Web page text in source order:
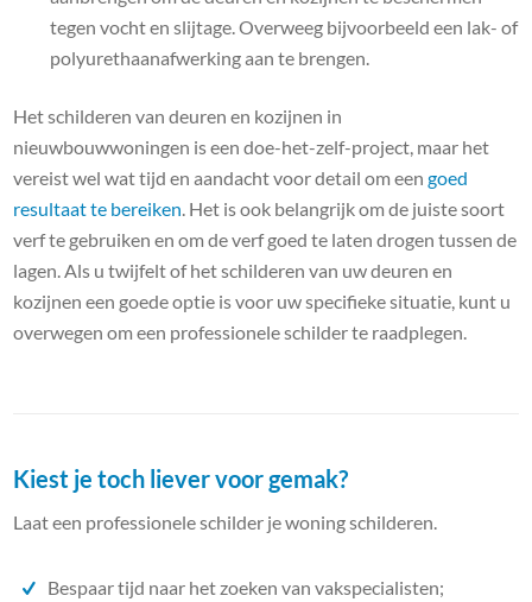
tegen vocht en slijtage. Overweeg bijvoorbeeld een lak- of
polyurethaanafwerking aan te brengen.
Het schilderen van deuren en kozijnen in
nieuwbouwwoningen is een doe-het-zelf-project, maar het
vereist wel wat tijd en aandacht voor detail om een ​​goed
resultaat te bereiken. Het is ook belangrijk om de juiste soort
verf te gebruiken en om de verf goed te laten drogen tussen de
lagen. Als u twijfelt of het schilderen van uw deuren en
kozijnen een goede optie is voor uw specifieke situatie, kunt u
overwegen om een ​​professionele schilder te raadplegen.
Kiest je toch liever voor gemak?
Laat een professionele schilder je woning schilderen.
Bespaar tijd naar het zoeken van vakspecialisten;